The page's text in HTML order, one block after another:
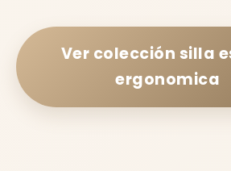
Ver colección silla
ergonomica